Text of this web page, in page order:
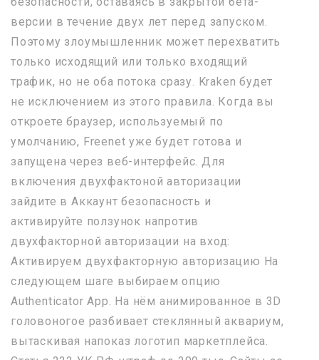
версии в течение двух лет перед запуском.
Поэтому злоумышленник может перехватить
только исходящий или только входящий
трафик, но не оба потока сразу. Kraken будет
не исключением из этого правила. Когда вы
откроете браузер, используемый по
умолчанию, Freenet уже будет готова и
запущена через веб-интерфейс. Для
включения двухфактоной авторизации
зайдите в Аккаунт безопасность и
активируйте ползунок напротив
двухфакторной авторизации на вход:
Активируем двухфакторную авторизацию На
следующем шаге выбираем опцию
Authenticator App. На нём анимированное в 3D
головоногое разбивает стеклянный аквариум,
вытаскивая напоказ логотип маркетплейса.